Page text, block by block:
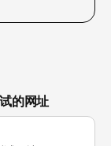
的网址